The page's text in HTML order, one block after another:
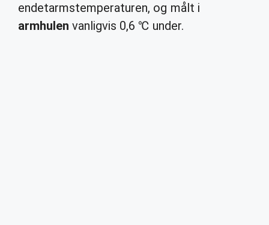
endetarmstemperaturen, og målt i
armhulen vanligvis 0,6 ℃ under.